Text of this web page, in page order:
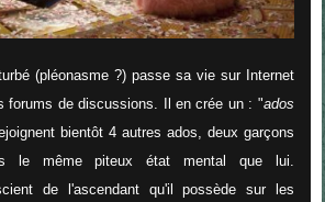
(pléonasme ?) passe sa vie sur Internet
forums de discussions. Il en crée un : "ados
bientôt 4 autres ados, deux garçons
le même piteux état mental que lui.
de l'ascendant qu'il possède sur les